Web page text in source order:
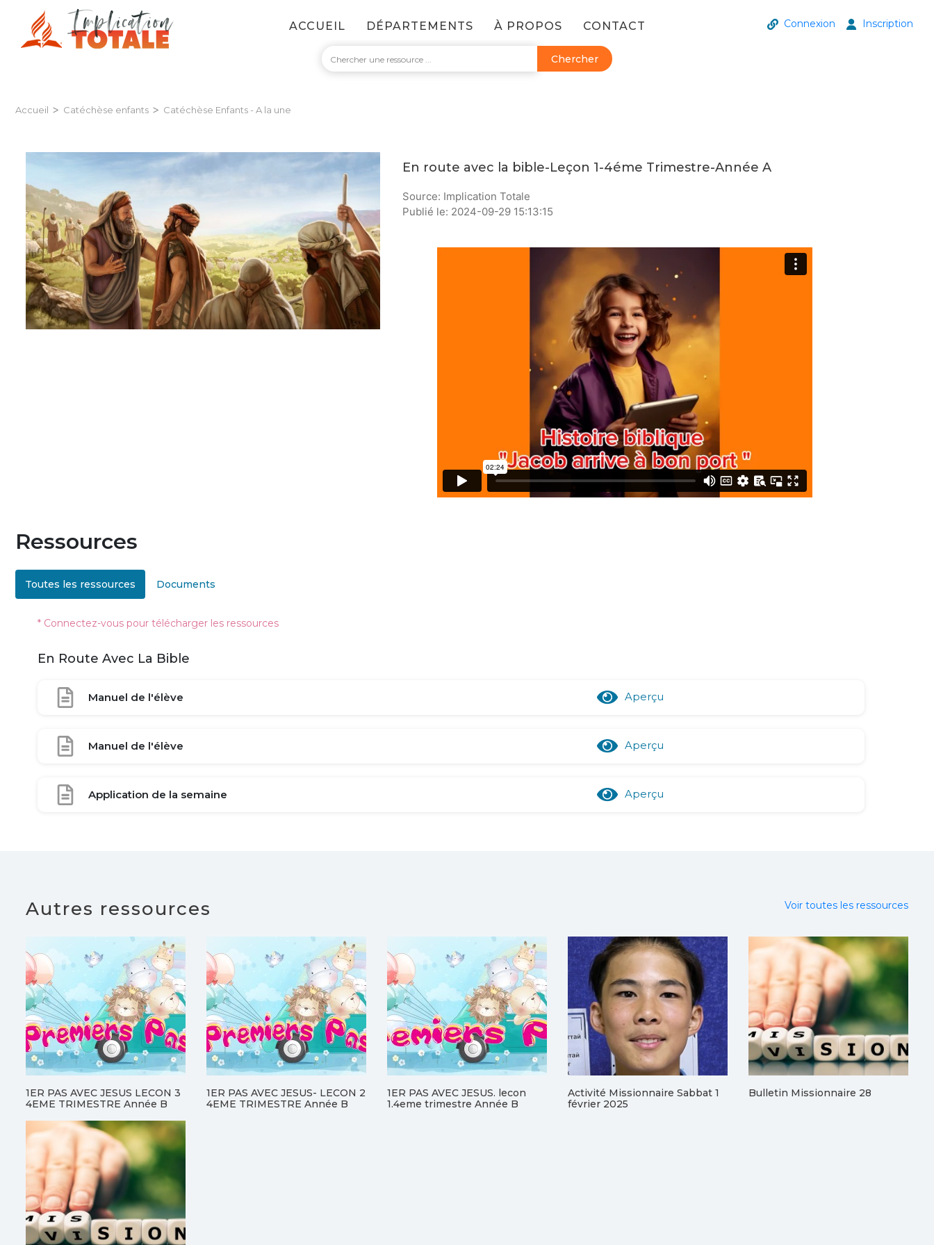
ACCUEIL DÉPARTEMENTS À PROPOS CONTACT Connexion Inscription
Chercher
Accueil > Catéchèse enfants > Catéchèse Enfants - A la une
En route avec la bible-Leçon 1-4éme Trimestre-Année A
Source: Implication Totale
Publié le: 2024-09-29 15:13:15
Ressources
Toutes les ressources Documents
* Connectez-vous pour télécharger les ressources
En Route Avec La Bible
Manuel de l'élève Aperçu
Manuel de l'élève Aperçu
Application de la semaine Aperçu
Autres ressources Voir toutes les ressources
1ER PAS AVEC JESUS LECON 3
4EME TRIMESTRE Année B
1ER PAS AVEC JESUS- LECON 2
4EME TRIMESTRE Année B
1ER PAS AVEC JESUS. lecon
1.4eme trimestre Année B
Activité Missionnaire Sabbat 1
février 2025
Bulletin Missionnaire 28